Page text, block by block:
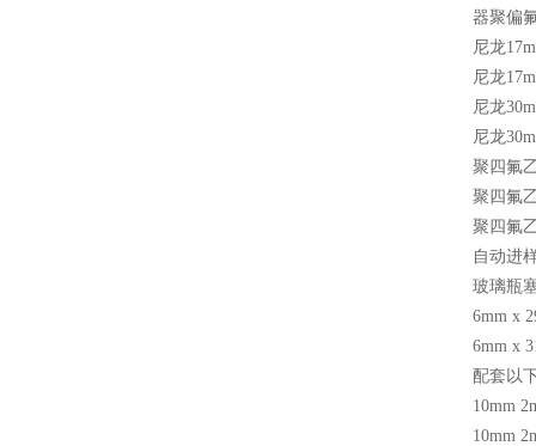
器聚偏
尼龙
尼龙
尼龙
尼龙
聚四氟
聚四氟
聚四氟
自动进
玻璃瓶
6mm x
6mm x
配套以
10mm
10mm